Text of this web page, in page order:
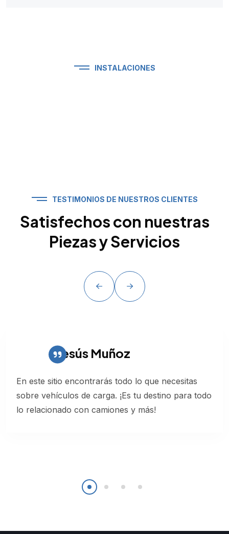
INSTALACIONES
TESTIMONIOS DE NUESTROS CLIENTES
Satisfechos con nuestras
Piezas y Servicios
Jesús Muñoz
En este sitio encontrarás todo lo que necesitas
sobre vehículos de carga. ¡Es tu destino para todo
lo relacionado con camiones y más!